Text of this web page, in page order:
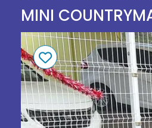
MINI